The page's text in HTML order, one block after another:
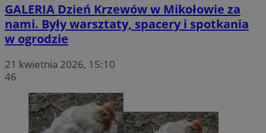
GALERIA Dzień Krzewów w Mikołowie za
nami. Były warsztaty, spacery i spotkania
w ogrodzie
21 kwietnia 2026, 15:10
46